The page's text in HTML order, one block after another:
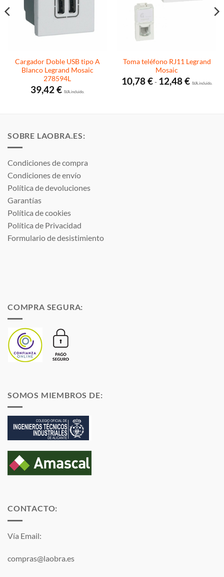
Cargador Doble USB tipo A
Blanco Legrand Mosaic
278594L
39,42 € I.V.A. incluido.
Toma teléfono RJ11 Legrand
Mosaic
10,78€- 12,48€Rango
de
I.V.A. incluido.
SOBRE LAOBRA.ES:
Condiciones de compra
Condiciones de envío
Política de devoluciones
Garantías
Política de cookies
Política de Privacidad
Formulario de desistimiento
COMPRA SEGURA:
SOMOS MIEMBROS DE:
CONTACTO:
Vía Email:
compras@laobra.es